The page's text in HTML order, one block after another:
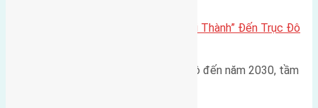
Đông Anh 2026: Từ “Huyện Ngoại Thành” Đến Trục Đô
Trong bối cảnh Quy hoạch Thủ đô đến năm 2030, tầm